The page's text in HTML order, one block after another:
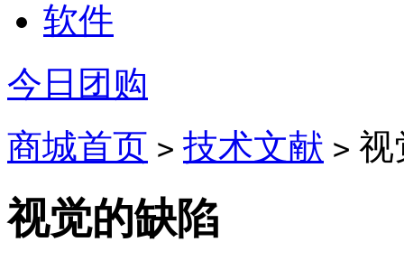
软件
今日团购
商城首页 > 技术文献 > 视
视觉的缺陷